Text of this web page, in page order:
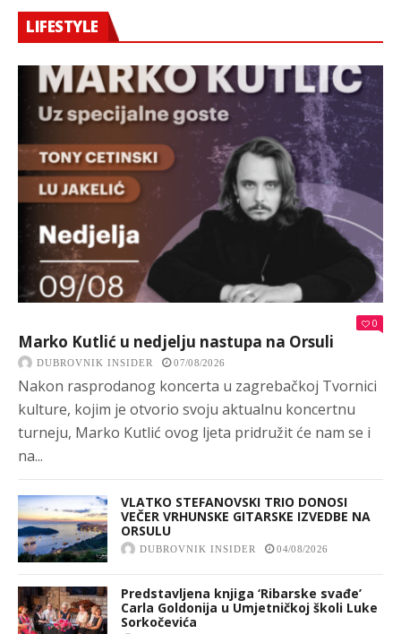
LIFESTYLE
0
Marko Kutlić u nedjelju nastupa na Orsuli
DUBROVNIK INSIDER 07/08/2026
Nakon rasprodanog koncerta u zagrebačkoj Tvornici
kulture, kojim je otvorio svoju aktualnu koncertnu
turneju, Marko Kutlić ovog ljeta pridružit će nam se i
na...
VLATKO STEFANOVSKI TRIO DONOSI
VEČER VRHUNSKE GITARSKE IZVEDBE NA
ORSULU
DUBROVNIK INSIDER 04/08/2026
Predstavljena knjiga ‘Ribarske svađe’
Carla Goldonija u Umjetničkoj školi Luke
Sorkočevića